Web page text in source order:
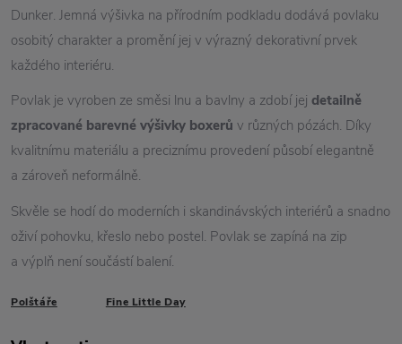
Dunker. Jemná výšivka na přírodním podkladu dodává povlaku
osobitý charakter a promění jej v výrazný dekorativní prvek
každého interiéru.
Povlak je vyroben ze směsi lnu a bavlny a zdobí jej detailně
zpracované barevné výšivky boxerů v různých pózách. Díky
kvalitnímu materiálu a preciznímu provedení působí elegantně
a zároveň neformálně.
Skvěle se hodí do moderních i skandinávských interiérů a snadno
oživí pohovku, křeslo nebo postel. Povlak se zapíná na zip
a výplň není součástí balení.
Polštáře Fine Little Day